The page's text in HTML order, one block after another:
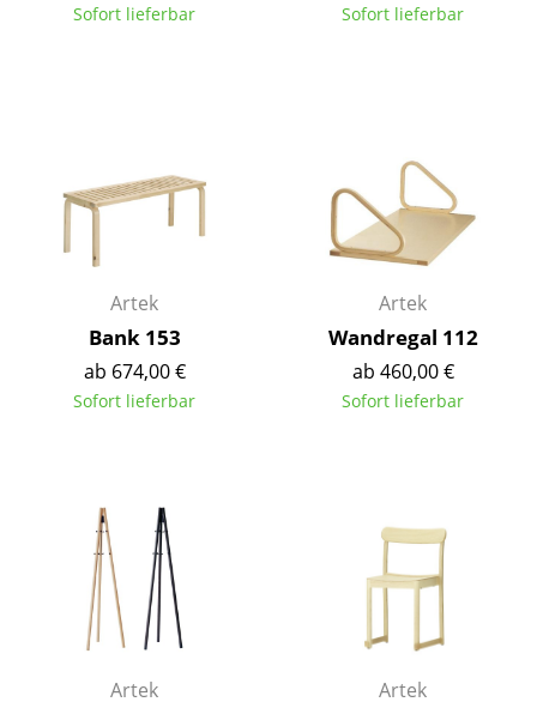
Betten
Stapelbetten
Kinderbetten
Nachttische & Bettzubehör
... alle Betten
Accessoires
Figuren & Miniaturen
Vasen
Tabletts
Sofort lieferbar Sofort lieferbar
Artek
Bank 153
ab 674,00 €
Sofort lieferbar
Artek
Wandregal 112
ab 460,00 €
Sofort lieferbar
Artek Artek